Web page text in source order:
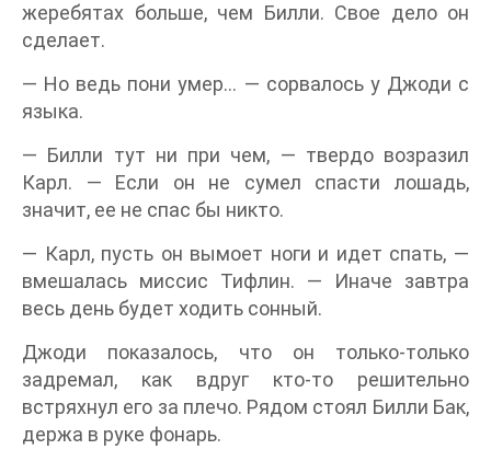
жеребятах больше, чем Билли. Свое дело он
сделает.
— Но ведь пони умер… — сорвалось у Джоди с
языка.
— Билли тут ни при чем, — твердо возразил
Карл. — Если он не сумел спасти лошадь,
значит, ее не спас бы никто.
— Карл, пусть он вымоет ноги и идет спать, —
вмешалась миссис Тифлин. — Иначе завтра
весь день будет ходить сонный.
Джоди показалось, что он только-только
задремал, как вдруг кто-то решительно
встряхнул его за плечо. Рядом стоял Билли Бак,
держа в руке фонарь.